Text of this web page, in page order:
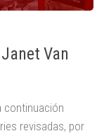
Van
continuación
revisadas, por